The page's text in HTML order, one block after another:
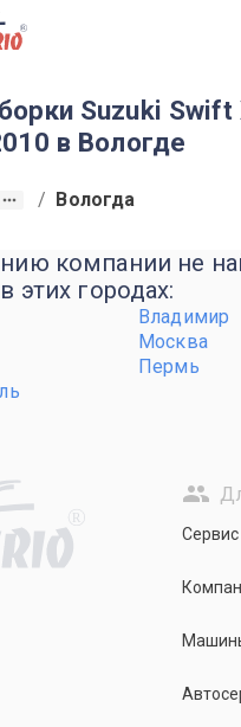
R
Suzuki Swift
в Вологде
/ Вологда
компании не
этих городах:
Владимир
Москва
Пермь
R
Сервис